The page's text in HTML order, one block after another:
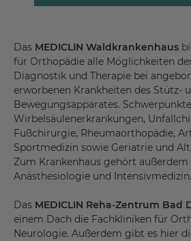
Das MEDICLIN Waldkrankenhaus
für Orthopädie alle Möglichkeiten
Diagnostik und Therapie bei
erworbenen Krankheiten des Stütz-
Bewegungsapparates.
Wirbelsäulenerkrankungen,
Fußchirurgie, Rheumaorthopädie,
Sportmedizin sowie Geriatrie und
Zum Krankenhaus gehört
Anästhesiologie und Intensivmedizin.
Das MEDICLIN Reha-Zentrum Bad
einem Dach die Fachkliniken für
Neurologie. Außerdem gibt es hier